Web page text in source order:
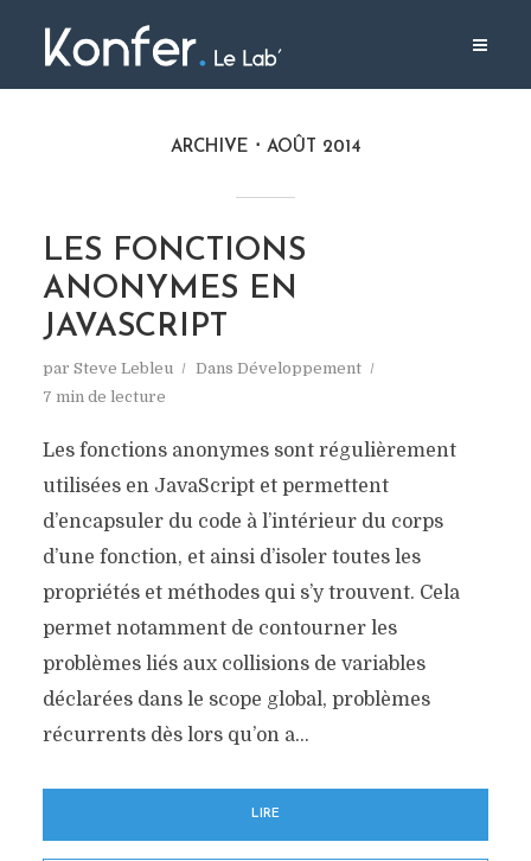
ARCHIVE AOÛT 2014
LES FONCTIONS
ANONYMES EN
JAVASCRIPT
par Steve Lebleu Dans Développement
7 min de lecture
Les fonctions anonymes sont régulièrement
utilisées en JavaScript et permettent
d’encapsuler du code à l’intérieur du corps
d’une fonction, et ainsi d’isoler toutes les
propriétés et méthodes qui s’y trouvent. Cela
permet notamment de contourner les
problèmes liés aux collisions de variables
déclarées dans le scope global, problèmes
récurrents dès lors qu’on a...
LIRE